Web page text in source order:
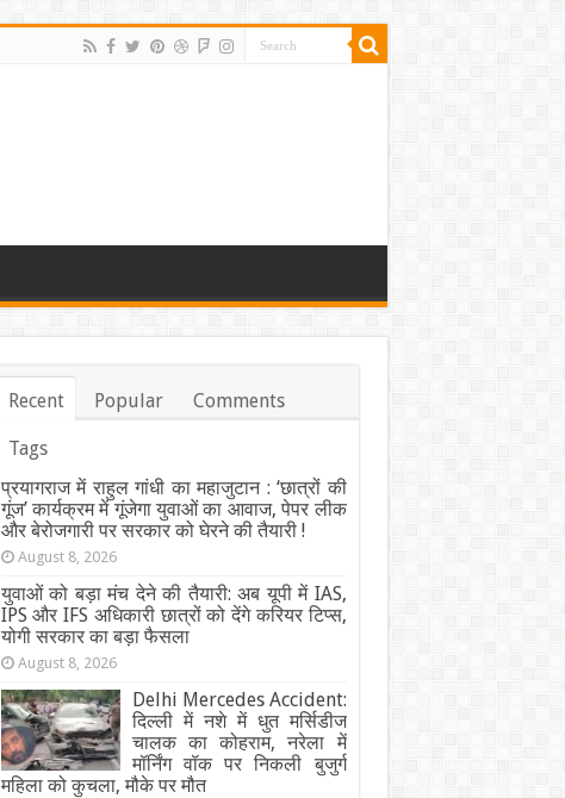
Recent Popular Comments
Tags
प्रयागराज में राहुल गांधी का महाजुटान : ‘छात्रों की
गूंज’ कार्यक्रम में गूंजेगा युवाओं का आवाज, पेपर लीक
और बेरोजगारी पर सरकार को घेरने की तैयारी !
August 8, 2026
युवाओं को बड़ा मंच देने की तैयारी: अब यूपी में IAS,
IPS और IFS अधिकारी छात्रों को देंगे करियर टिप्स,
योगी सरकार का बड़ा फैसला
August 8, 2026
Delhi Mercedes Accident:
दिल्ली में नशे में धुत मर्सिडीज
चालक का कोहराम, नरेला में
मॉर्निंग वॉक पर निकली बुजुर्ग
महिला को कुचला, मौके पर मौत